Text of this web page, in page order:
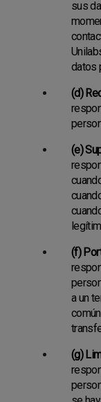
sus
datos
(d)
(e)
(f)
a un
(g)